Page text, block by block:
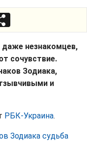
незнакомцев,
сочувствие.
Зодиака,
и
РБК-Украина.
Зодиака судьба